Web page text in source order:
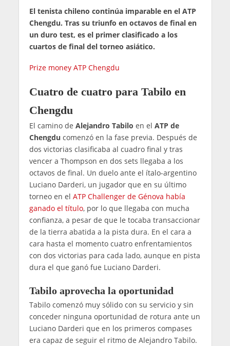
El tenista chileno continúa imparable en el ATP
Chengdu. Tras su triunfo en octavos de final en
un duro test, es el primer clasificado a los
cuartos de final del torneo asiático.
Prize money ATP Chengdu
Cuatro de cuatro para Tabilo en
Chengdu
El camino de Alejandro Tabilo en el ATP de
Chengdu comenzó en la fase previa. Después de
dos victorias clasificaba al cuadro final y tras
vencer a Thompson en dos sets llegaba a los
octavos de final. Un duelo ante el ítalo-argentino
Luciano Darderi, un jugador que en su último
torneo en el ATP Challenger de Génova había
ganado el título, por lo que llegaba con mucha
confianza, a pesar de que le tocaba transaccionar
de la tierra abatida a la pista dura. En el cara a
cara hasta el momento cuatro enfrentamientos
con dos victorias para cada lado, aunque en pista
dura el que ganó fue Luciano Darderi.
Tabilo aprovecha la oportunidad
Tabilo comenzó muy sólido con su servicio y sin
conceder ninguna oportunidad de rotura ante un
Luciano Darderi que en los primeros compases
era capaz de seguir el ritmo de Alejandro Tabilo.